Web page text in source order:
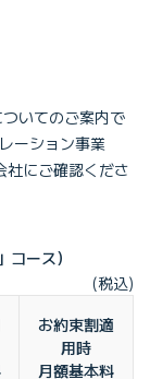
いてのご案内で
ーション事業
にご確認くださ
コース）
(税込)
お約束割適
用時
月額基本料